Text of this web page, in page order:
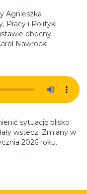
Agnieszka
Pracy i Polityki
obecny
Nawrocki –
sytuację blisko
wstecz. Zmiany w
2026 roku.